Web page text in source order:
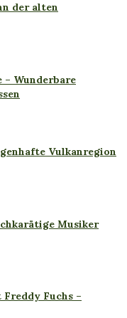
der alten
– Wunderbare
Vulkanregion
Musiker
Fuchs –